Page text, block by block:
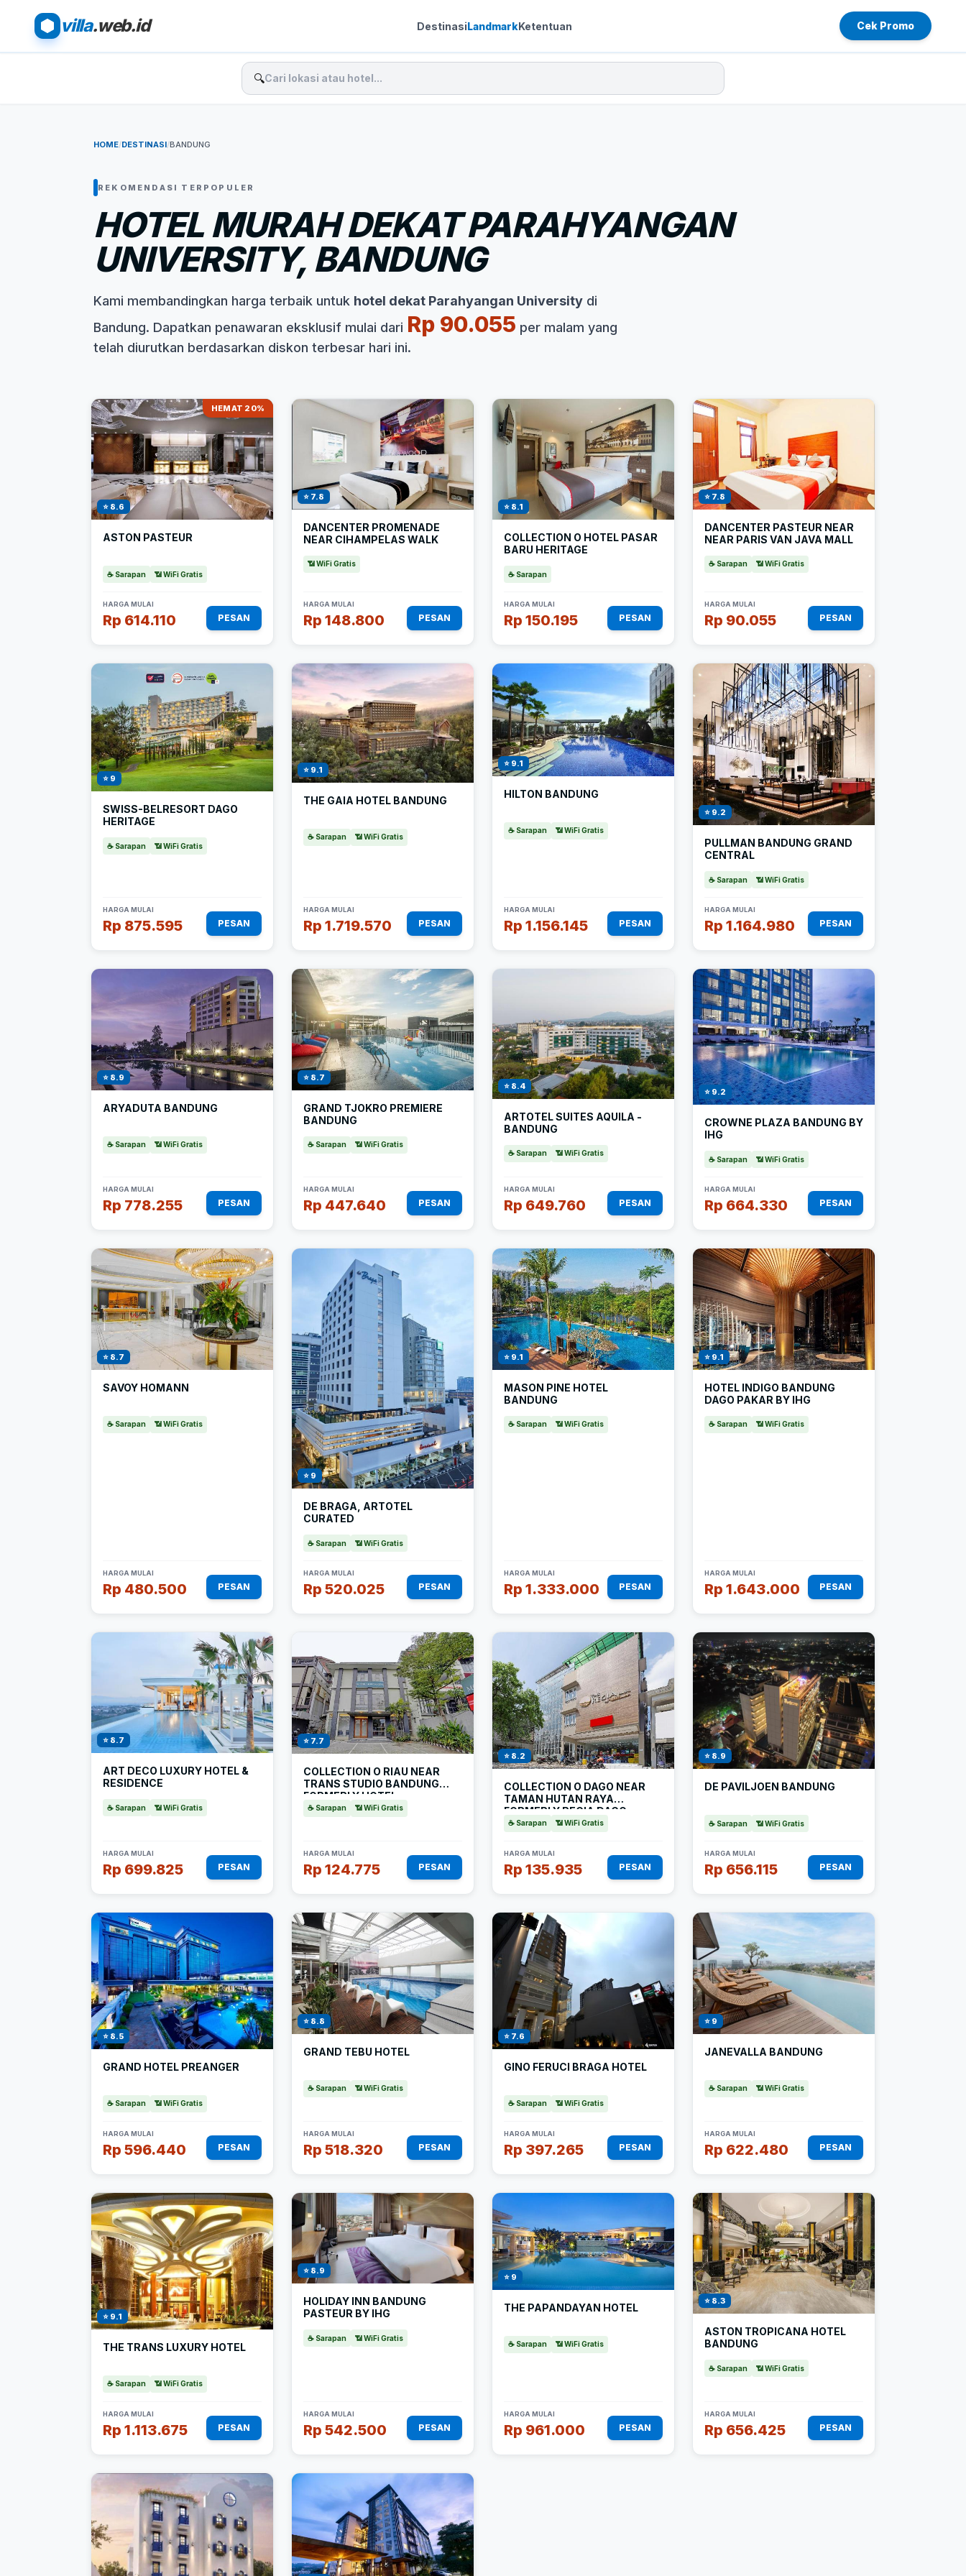
villa.web.id DestinasiLandmarkKetentuan Cek Promo
🔍
HOME/DESTINASI/BANDUNG
REKOMENDASI TERPOPULER
HOTEL MURAH DEKAT PARAHYANGAN
UNIVERSITY, BANDUNG
Kami membandingkan harga terbaik untuk hotel dekat Parahyangan University di
Bandung. Dapatkan penawaran eksklusif mulai dari Rp 90.055 per malam yang
telah diurutkan berdasarkan diskon terbesar hari ini.
HEMAT 20%
⭐ 8.6
ASTON PASTEUR
☕ Sarapan 📶 WiFi Gratis
HARGA MULAI
Rp 614.110 PESAN
⭐ 7.8
DANCENTER PROMENADE
NEAR CIHAMPELAS WALK
📶 WiFi Gratis
HARGA MULAI
Rp 148.800 PESAN
⭐ 8.1
COLLECTION O HOTEL PASAR
BARU HERITAGE
☕ Sarapan
HARGA MULAI
Rp 150.195 PESAN
⭐ 7.8
DANCENTER PASTEUR NEAR
NEAR PARIS VAN JAVA MALL
☕ Sarapan 📶 WiFi Gratis
HARGA MULAI
Rp 90.055 PESAN
⭐ 9
SWISS-BELRESORT DAGO
HERITAGE
☕ Sarapan 📶 WiFi Gratis
HARGA MULAI
Rp 875.595 PESAN
⭐ 9.1
THE GAIA HOTEL BANDUNG
☕ Sarapan 📶 WiFi Gratis
HARGA MULAI
Rp 1.719.570 PESAN
⭐ 9.1
HILTON BANDUNG
☕ Sarapan 📶 WiFi Gratis
HARGA MULAI
Rp 1.156.145 PESAN
⭐ 9.2
PULLMAN BANDUNG GRAND
CENTRAL
☕ Sarapan 📶 WiFi Gratis
HARGA MULAI
Rp 1.164.980 PESAN
⭐ 8.9
ARYADUTA BANDUNG
☕ Sarapan 📶 WiFi Gratis
HARGA MULAI
Rp 778.255 PESAN
⭐ 8.7
GRAND TJOKRO PREMIERE
BANDUNG
☕ Sarapan 📶 WiFi Gratis
HARGA MULAI
Rp 447.640 PESAN
⭐ 8.4
ARTOTEL SUITES AQUILA -
BANDUNG
☕ Sarapan 📶 WiFi Gratis
HARGA MULAI
Rp 649.760 PESAN
⭐ 9.2
CROWNE PLAZA BANDUNG BY
IHG
☕ Sarapan 📶 WiFi Gratis
HARGA MULAI
Rp 664.330 PESAN
⭐ 8.7
SAVOY HOMANN
☕ Sarapan 📶 WiFi Gratis
HARGA MULAI
Rp 480.500 PESAN
⭐ 9
DE BRAGA, ARTOTEL
CURATED
☕ Sarapan 📶 WiFi Gratis
HARGA MULAI
Rp 520.025 PESAN
⭐ 9.1
MASON PINE HOTEL
BANDUNG
☕ Sarapan 📶 WiFi Gratis
HARGA MULAI
Rp 1.333.000 PESAN
⭐ 9.1
HOTEL INDIGO BANDUNG
DAGO PAKAR BY IHG
☕ Sarapan 📶 WiFi Gratis
HARGA MULAI
Rp 1.643.000 PESAN
⭐ 8.7
ART DECO LUXURY HOTEL &
RESIDENCE
☕ Sarapan 📶 WiFi Gratis
HARGA MULAI
Rp 699.825 PESAN
⭐ 7.7
COLLECTION O RIAU NEAR
TRANS STUDIO BANDUNG
FORMERLY HOTEL
MONTAMERI
☕ Sarapan 📶 WiFi Gratis
HARGA MULAI
Rp 124.775 PESAN
⭐ 8.2
COLLECTION O DAGO NEAR
TAMAN HUTAN RAYA
FORMERLY REGIA DAGO
☕ Sarapan 📶 WiFi Gratis
HARGA MULAI
Rp 135.935 PESAN
⭐ 8.9
DE PAVILJOEN BANDUNG
☕ Sarapan 📶 WiFi Gratis
HARGA MULAI
Rp 656.115 PESAN
⭐ 8.5
GRAND HOTEL PREANGER
☕ Sarapan 📶 WiFi Gratis
HARGA MULAI
Rp 596.440 PESAN
⭐ 8.8
GRAND TEBU HOTEL
☕ Sarapan 📶 WiFi Gratis
HARGA MULAI
Rp 518.320 PESAN
⭐ 7.6
GINO FERUCI BRAGA HOTEL
☕ Sarapan 📶 WiFi Gratis
HARGA MULAI
Rp 397.265 PESAN
⭐ 9
JANEVALLA BANDUNG
☕ Sarapan 📶 WiFi Gratis
HARGA MULAI
Rp 622.480 PESAN
⭐ 9.1
THE TRANS LUXURY HOTEL
☕ Sarapan 📶 WiFi Gratis
HARGA MULAI
Rp 1.113.675 PESAN
⭐ 8.9
HOLIDAY INN BANDUNG
PASTEUR BY IHG
☕ Sarapan 📶 WiFi Gratis
HARGA MULAI
Rp 542.500 PESAN
⭐ 9
THE PAPANDAYAN HOTEL
☕ Sarapan 📶 WiFi Gratis
HARGA MULAI
Rp 961.000 PESAN
⭐ 8.3
ASTON TROPICANA HOTEL
BANDUNG
☕ Sarapan 📶 WiFi Gratis
HARGA MULAI
Rp 656.425 PESAN